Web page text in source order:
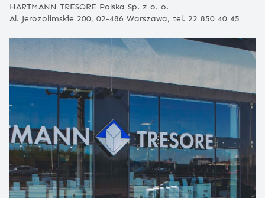
HARTMANN TRESORE Polska Sp. z o. o.
Al. Jerozolimskie 200, 02-486 Warszawa, tel. 22 850 40 45